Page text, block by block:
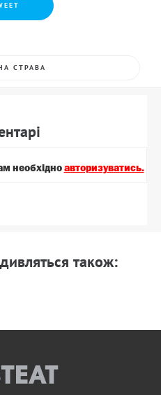
СТРАВА
необхiдно авторизуватись.
також: